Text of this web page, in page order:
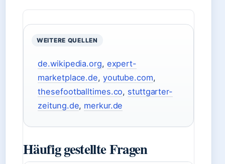
WEITERE QUELLEN
de.wikipedia.org, expert-
marketplace.de, youtube.com,
thesefootballtimes.co, stuttgarter-
zeitung.de, merkur.de
Häufig gestellte Fragen